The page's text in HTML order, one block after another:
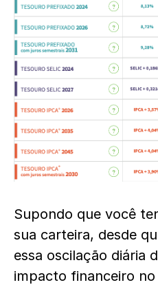
Supondo que você
sua carteira, desde
essa oscilação diária
impacto financeiro